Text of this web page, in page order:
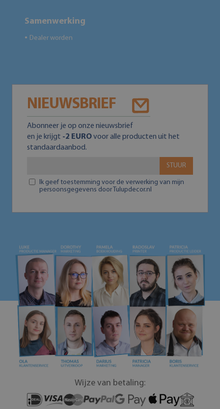
Samenwerking
● Dealer worden
NIEUWSBRIEF
Abonneer je op onze nieuwsbrief
en je krijgt -2 EUROvoor alle producten uit het
standaardaanbod.
STUUR
Ik geef toestemming voor de verwerking van mijn
persoonsgegevens door Tulupdecor.nl
Wijze van betaling: